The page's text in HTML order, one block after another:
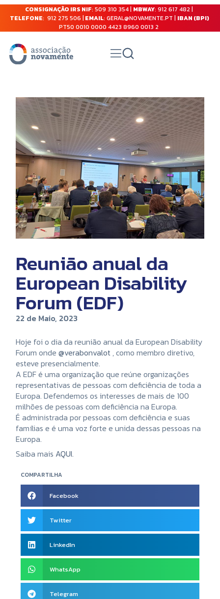
CONSIGNAÇÃO IRS NIF: 509 310 354 | MBWAY: 912 617 482 |
TELEFONE: 912 275 506 | EMAIL: GERAL@NOVAMENTE.PT | IBAN (BPI)
PT50 0010 0000 4423 8960 0013 2
COMPARTILHA
Facebook
Twitter
LinkedIn
WhatsApp
Telegram
Reunião anual da
European Disability
Forum (EDF)
22 de Maio, 2023
Hoje foi o dia da reunião anual da European Disability
Forum onde @verabonvalot , como membro diretivo,
esteve presencialmente.
A EDF é uma organização que reúne organizações
representativas de pessoas com deficiência de toda a
Europa. Defendemos os interesses de mais de 100
milhões de pessoas com deficiência na Europa.
É administrada por pessoas com deficiência e suas
famílias e é uma voz forte e unida dessas pessoas na
Europa.
Saiba mais AQUI.